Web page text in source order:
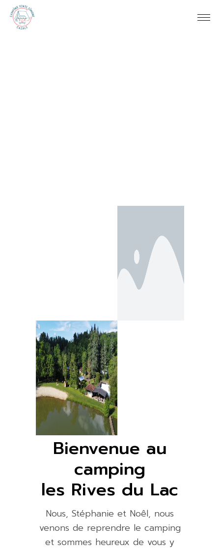
Bienvenue au
camping
les Rives du Lac
Nous, Stéphanie et Noêl, nous
venons de reprendre le camping
et sommes heureux de vous y